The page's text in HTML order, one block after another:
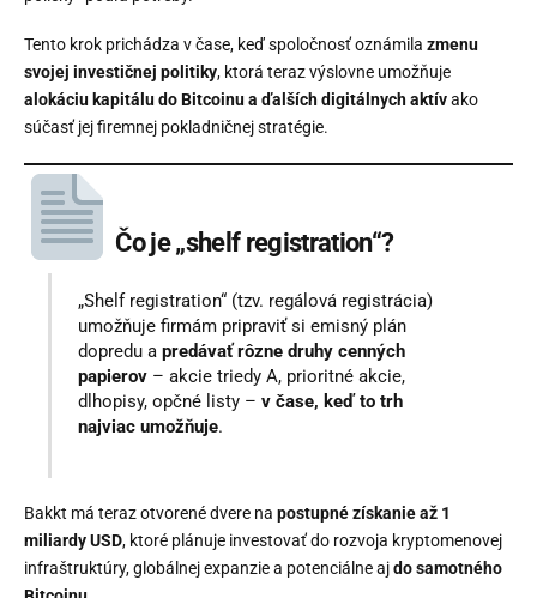
Tento krok prichádza v čase, keď spoločnosť oznámila zmenu
svojej investičnej politiky, ktorá teraz výslovne umožňuje
alokáciu kapitálu do Bitcoinu a ďalších digitálnych aktívako
súčasť jej firemnej pokladničnej stratégie.
Čo je „shelf registration“?
„Shelf registration“ (tzv. regálová registrácia)
umožňuje firmám pripraviť si emisný plán
dopredu a predávať rôzne druhy cenných
papierov– akcie triedy A, prioritné akcie,
dlhopisy, opčné listy – v čase, keď to trh
najviac umožňuje.
Bakkt má teraz otvorené dvere na postupné získanie až 1
miliardy USD, ktoré plánuje investovať do rozvoja kryptomenovej
infraštruktúry, globálnej expanzie a potenciálne ajdo samotného